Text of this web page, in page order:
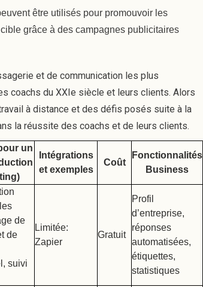
être utilisés pour promouvoir les
grâce à des campagnes publicitaires
et de communication les plus
coachs du XXIe siècle et leurs clients. Alors
à distance et des défis posés suite à la
la réussite des coachs et de leurs clients.
un
Intégrations
et exemples
Coût
Fonctionnalités
Business
de
de
suivi
Limitée:
Zapier
Gratuit
Profil
d’entreprise,
réponses
automatisées,
étiquettes,
statistiques